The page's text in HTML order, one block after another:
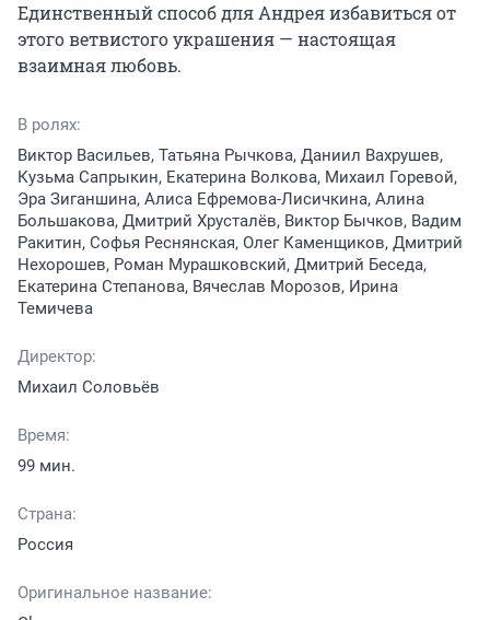
Единственный способ для Андрея избавиться от
этого ветвистого украшения — настоящая
взаимная любовь.
В ролях:
Виктор Васильев, Татьяна Рычкова, Даниил Вахрушев,
Кузьма Сапрыкин, Екатерина Волкова, Михаил Горевой,
Эра Зиганшина, Алиса Ефремова-Лисичкина, Алина
Большакова, Дмитрий Хрусталёв, Виктор Бычков, Вадим
Ракитин, Софья Реснянская, Олег Каменщиков, Дмитрий
Нехорошев, Роман Мурашковский, Дмитрий Беседа,
Екатерина Степанова, Вячеслав Морозов, Ирина
Темичева
Директор:
Михаил Соловьёв
Время:
99 мин.
Страна:
Россия
Оригинальное название: